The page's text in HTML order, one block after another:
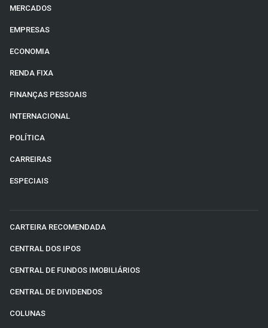
MERCADOS
EMPRESAS
ECONOMIA
RENDA FIXA
FINANÇAS PESSOAIS
INTERNACIONAL
POLÍTICA
CARREIRAS
ESPECIAIS
CARTEIRA RECOMENDADA
CENTRAL DOS IPOS
CENTRAL DE FUNDOS IMOBILIÁRIOS
CENTRAL DE DIVIDENDOS
COLUNAS